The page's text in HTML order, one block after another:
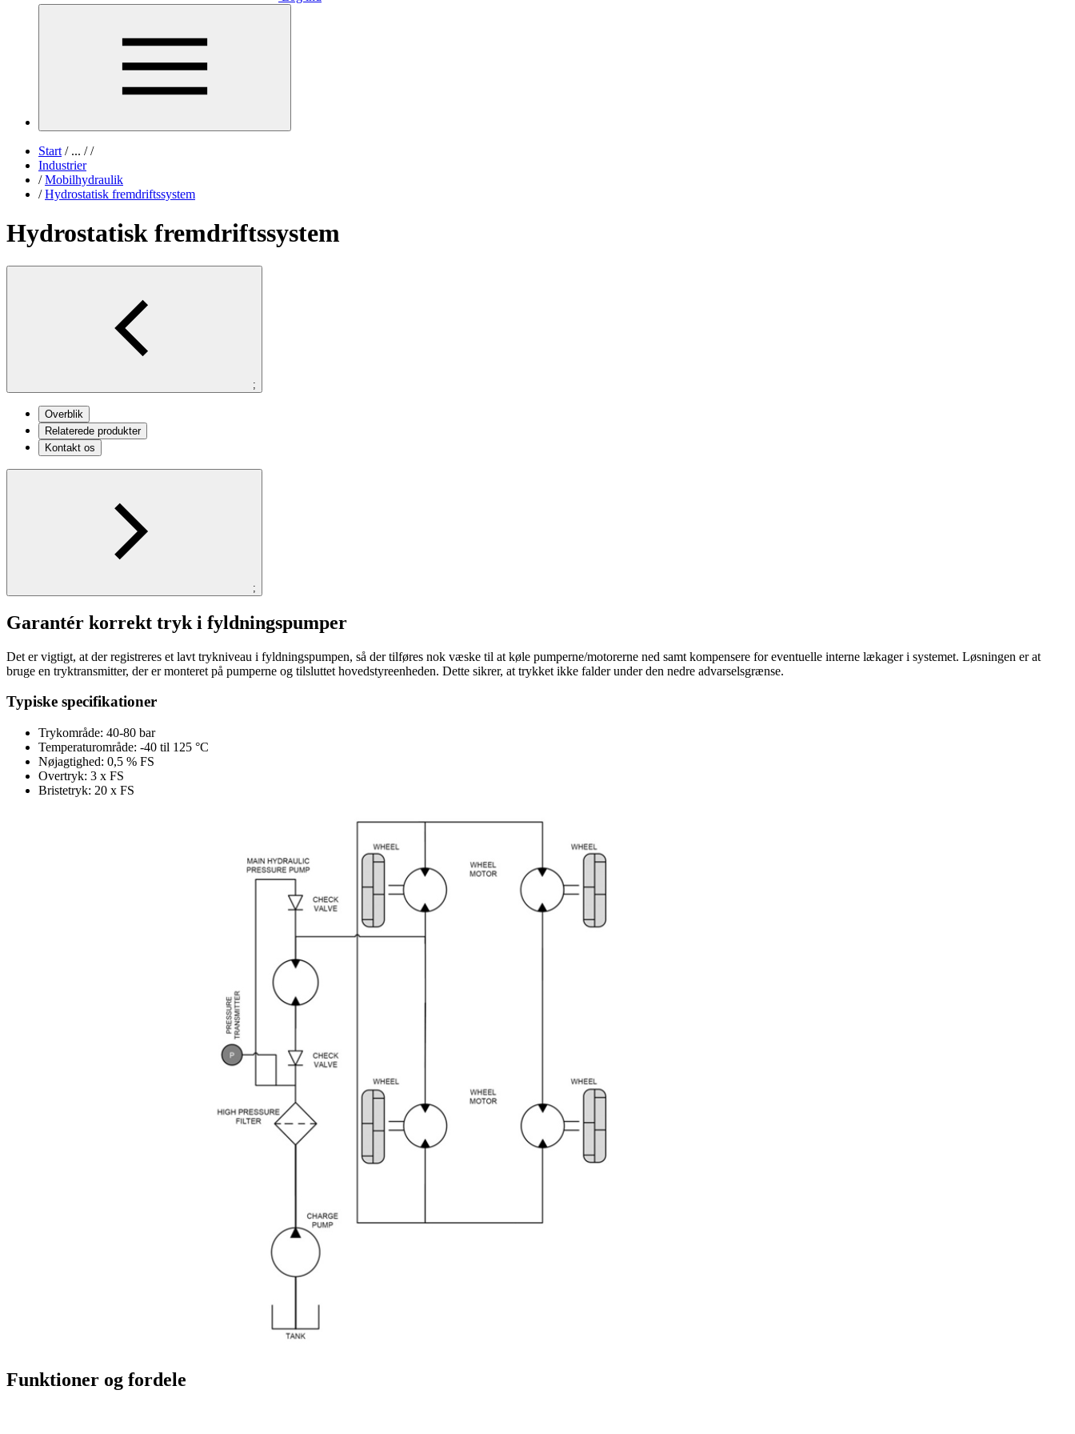
Start /... / /
Industrier
/ Mobilhydraulik
/ Hydrostatisk fremdriftssystem
Hydrostatisk fremdriftssystem
;
Overblik
Relaterede produkter
Kontakt os
;
Garantér korrekt tryk i fyldningspumper
Det er vigtigt, at der registreres et lavt trykniveau i fyldningspumpen, så der tilføres nok væske til at køle pumperne/motorerne ned samt kompensere for eventuelle interne lækager i systemet. Løsningen er at
bruge en tryktransmitter, der er monteret på pumperne og tilsluttet hovedstyreenheden. Dette sikrer, at trykket ikke falder under den nedre advarselsgrænse.
Typiske specifikationer
Trykområde: 40-80 bar
Temperaturområde: -40 til 125 °C
Nøjagtighed: 0,5 % FS
Overtryk: 3 x FS
Bristetryk: 20 x FS
Funktioner og fordele